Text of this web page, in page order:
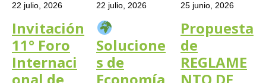
22 julio, 2026
Invitación
11° Foro
Internaci
onal de
22 julio, 2026
Solucione
s de
Economía
25 junio, 2026
Propuesta
de
REGLAME
NTO DE